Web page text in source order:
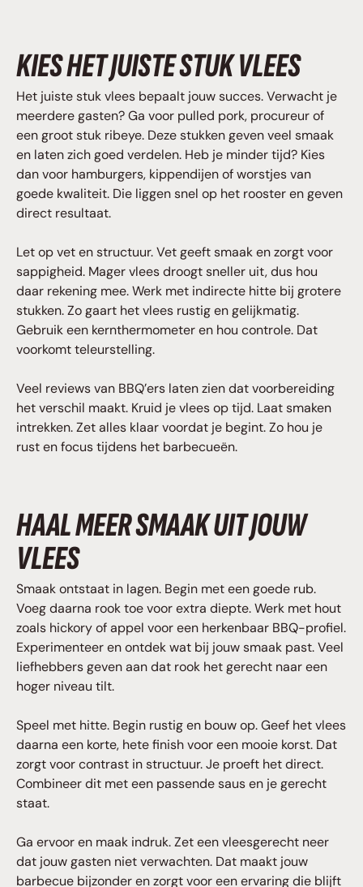
KIES HET JUISTE STUK VLEES
Het juiste stuk vlees bepaalt jouw succes. Verwacht je
meerdere gasten? Ga voor pulled pork, procureur of
een groot stuk ribeye. Deze stukken geven veel smaak
en laten zich goed verdelen. Heb je minder tijd? Kies
dan voor hamburgers, kippendijen of worstjes van
goede kwaliteit. Die liggen snel op het rooster en geven
direct resultaat.
Let op vet en structuur. Vet geeft smaak en zorgt voor
sappigheid. Mager vlees droogt sneller uit, dus hou
daar rekening mee. Werk met indirecte hitte bij grotere
stukken. Zo gaart het vlees rustig en gelijkmatig.
Gebruik een kernthermometer en hou controle. Dat
voorkomt teleurstelling.
Veel reviews van BBQ’ers laten zien dat voorbereiding
het verschil maakt. Kruid je vlees op tijd. Laat smaken
intrekken. Zet alles klaar voordat je begint. Zo hou je
rust en focus tijdens het barbecueën.
HAAL MEER SMAAK UIT JOUW
VLEES
Smaak ontstaat in lagen. Begin met een goede rub.
Voeg daarna rook toe voor extra diepte. Werk met hout
zoals hickory of appel voor een herkenbaar BBQ-profiel.
Experimenteer en ontdek wat bij jouw smaak past. Veel
liefhebbers geven aan dat rook het gerecht naar een
hoger niveau tilt.
Speel met hitte. Begin rustig en bouw op. Geef het vlees
daarna een korte, hete finish voor een mooie korst. Dat
zorgt voor contrast in structuur. Je proeft het direct.
Combineer dit met een passende saus en je gerecht
staat.
Ga ervoor en maak indruk. Zet een vleesgerecht neer
dat jouw gasten niet verwachten. Dat maakt jouw
barbecue bijzonder en zorgt voor een ervaring die blijft